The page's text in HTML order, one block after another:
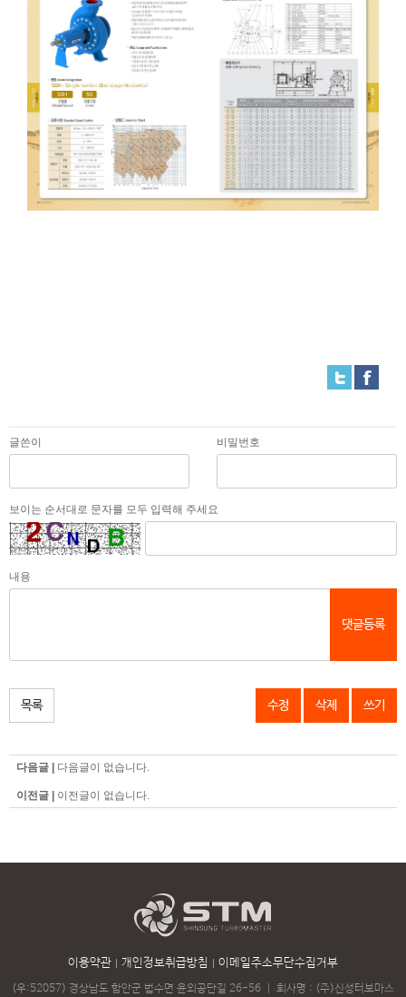
글쓴이 비밀번호
보이는 순서대로 문자를 모두 입력해 주세요
내용
댓글등록
목록 수정 삭제 쓰기
다음글 | 다음글이 없습니다.
이전글 | 이전글이 없습니다.
이용약관 개인정보취급방침 이메일주소무단수집거부
(우:52057) 경상남도 함안군 법수면 윤외공단길 26-56 회사명 : (주)신성터보마스